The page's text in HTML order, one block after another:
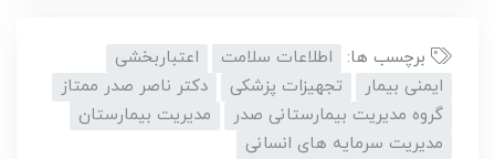
برچسب ها: اطلاعات سلامت
اعتباربخشی
ایمنی بیمار
تجهیزات پزشکی
دکتر ناصر صدر ممتاز
گروه مدیریت بیمارستانی صدر
مدیریت بیمارستان
مدیریت سرمایه های انسانی